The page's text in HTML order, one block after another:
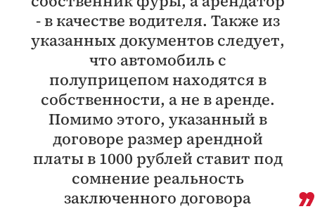
- в качестве водителя. Также из
указанных документов следует,
что автомобиль с
полуприцепом находятся в
собственности, а не в аренде.
Помимо этого, указанный в
договоре размер арендной
платы в 1000 рублей ставит под
сомнение реальность
заключенного договора